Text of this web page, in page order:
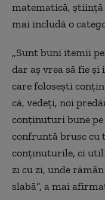
matematică, ştiinţă
mai includă o
„Sunt buni itemii
dar aş vrea să fie
care foloseşti
că, vedeţi, noi
conţinuturi bune
confruntă brusc cu
conţinuturile, ci
zi cu zi, unde
slabă”, a mai